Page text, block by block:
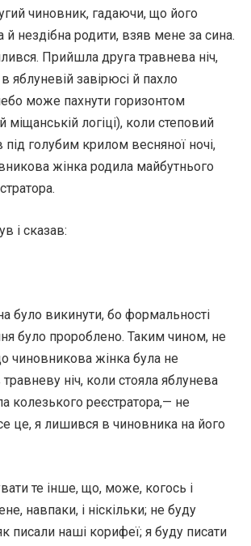
чиновник, гадаючи, що його
й нездібна родити, взяв мене за сина.
Прийшла друга травнева ніч,
яблуневій завірюсі й пахло
може пахнути горизонтом
міщанській логіці), коли степовий
голубим крилом весняної ночі,
жінка родила майбутнього
і сказав:
було викинути, бо формальності
було пророблено. Таким чином, не
чиновникова жінка була не
ніч, коли стояла яблунева
колезького реєстратора,— не
це, я лишився в чиновника на його
те інше, що, може, когось і
навпаки, і ніскільки; не буду
писали наші корифеї; я буду писати